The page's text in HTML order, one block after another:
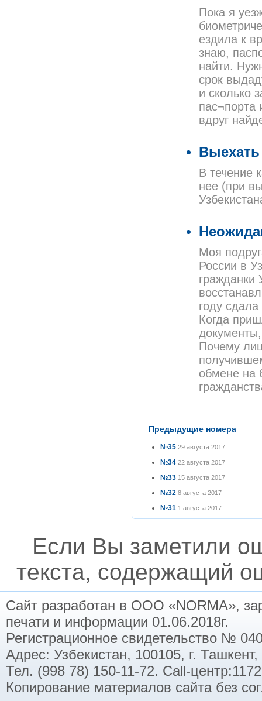
Пока я
ездила к
знаю,
найти.
срок
и сколько
пас¬порта
вдруг
Выехать
В течение
нее (при
Моя
России в
гражданки
году
Когда
Почему
обмене на
Предыдущие номера
№35 29 августа 2017
№34 22 августа 2017
№33 15 августа 2017
№32 8 августа 2017
№31 1 августа 2017
Если Вы заметили
текста, содержащий
Сайт разработан в ООО «NORMA»,
печати и информации 01.06.2018г.
Регистрационное свидетельство №
Адрес: Узбекистан, 100105, г.
Тел. (998 78) 150-11-72. Call-
Копирование материалов сайта без